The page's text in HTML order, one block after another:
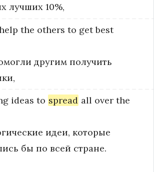
лучших 10%,
the others to get best
другим получить
ideas to spread all over the
идеи, которые
бы по всей стране.